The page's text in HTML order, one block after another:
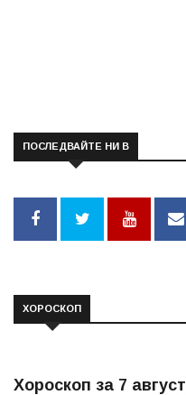
ПОСЛЕДВАЙТЕ НИ В
ХОРОСКОП
Хороскоп за 7 август